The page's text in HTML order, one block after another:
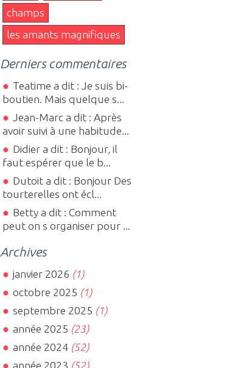
champs
les amants magnifiques
Derniers commentaires
Teatime a dit : Je suis bi-
boutien. Mais quelque s...
Jean-Marc a dit : Après
avoir suivi à une habitude...
Didier a dit : Bonjour, il
faut espérer que le b...
Dutoit a dit : Bonjour Des
tourterelles ont écl...
Betty a dit : Comment
peut on s organiser pour ...
Archives
janvier 2026 (1)
octobre 2025 (1)
septembre 2025 (1)
année 2025 (23)
année 2024(52)
année 2023 (52)